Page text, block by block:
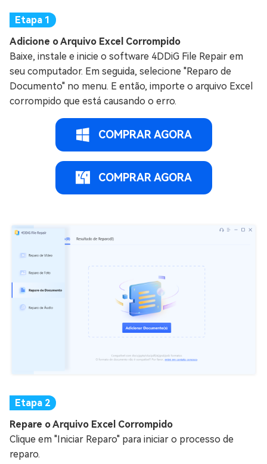
Adicione o Arquivo Excel Corrompido
Baixe, instale e inicie o software 4DDiG File Repair em
seu computador. Em seguida, selecione "Reparo de
Documento" no menu. E então, importe o arquivo Excel
corrompido que está causando o erro.
COMPRAR AGORA
COMPRAR AGORA
Repare o Arquivo Excel Corrompido
Clique em "Iniciar Reparo" para iniciar o processo de
reparo.